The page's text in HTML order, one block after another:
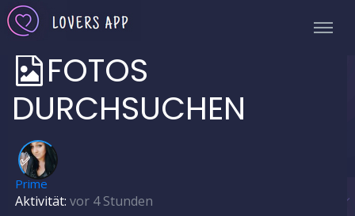
FOTOS
DURCHSUCHEN
✅
Prime
Aktivität: vor 4 Stunden